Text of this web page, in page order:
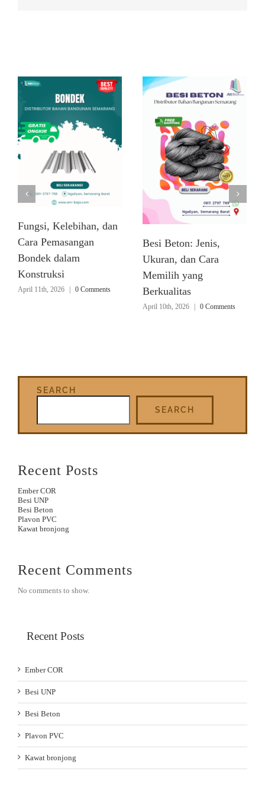
Fungsi, Kelebihan, dan
Cara Pemasangan
Bondek dalam
Konstruksi
April 11th, 2026 | 0 Comments
Besi Beton: Jenis,
Ukuran, dan Cara
Memilih yang
Berkualitas
April 10th, 2026 | 0 Comments
SEARCH
SEARCH
Recent Posts
Ember COR
Besi UNP
Besi Beton
Plavon PVC
Kawat bronjong
Recent Comments
No comments to show.
Recent Posts
Ember COR
Besi UNP
Besi Beton
Plavon PVC
Kawat bronjong